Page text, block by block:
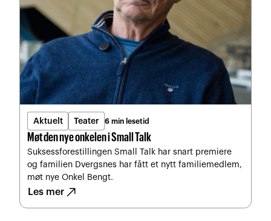
Aktuelt Teater 6 min lesetid
Møt den nye onkelen i Small Talk
Suksessforestillingen Small Talk har snart premiere
og familien Dvergsnes har fått et nytt familiemedlem,
møt nye Onkel Bengt.
Les mer north_east